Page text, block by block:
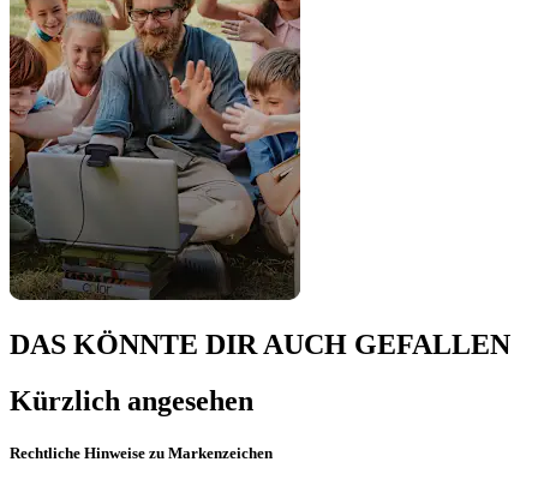
DAS KÖNNTE DIR AUCH GEFALLEN
Kürzlich angesehen
Rechtliche Hinweise zu Markenzeichen